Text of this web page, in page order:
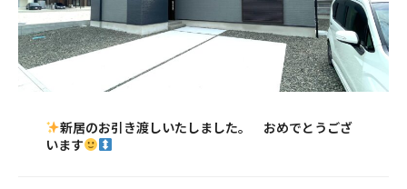
新居のお引き渡しいたしました。 おめでとうござ
います